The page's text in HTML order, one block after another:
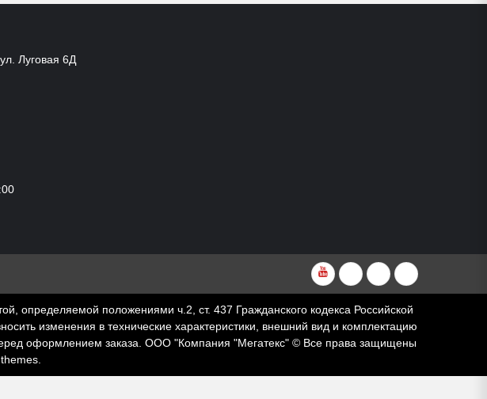
Луговая 6Д
YouTubeVKvideoRuTubeDzen
положениями ч.2, ст. 437 Гражданского кодекса Российской
изменения в технические характеристики, внешний вид и комплектацию
оформлением заказа. ООО "Компания "Мегатекс" © Все права защищены